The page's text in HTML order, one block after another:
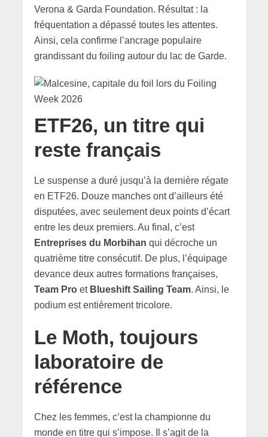
Verona & Garda Foundation. Résultat : la
fréquentation a dépassé toutes les attentes.
Ainsi, cela confirme l’ancrage populaire
grandissant du foiling autour du lac de Garde.
ETF26, un titre qui
reste français
Le suspense a duré jusqu’à la dernière régate
en ETF26. Douze manches ont d’ailleurs été
disputées, avec seulement deux points d’écart
entre les deux premiers. Au final, c’est
Entreprises du Morbihan qui décroche un
quatrième titre consécutif. De plus, l’équipage
devance deux autres formations françaises,
Team Proet Blueshift Sailing Team. Ainsi, le
podium est entièrement tricolore.
Le Moth, toujours
laboratoire de
référence
Chez les femmes, c’est la championne du
monde en titre qui s’impose. Il s’agit de la